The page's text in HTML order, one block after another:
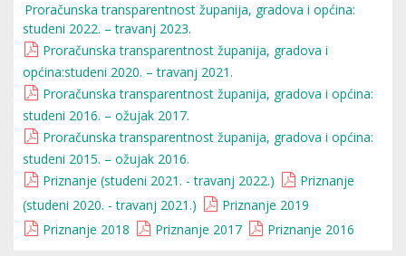
Proračunska transparentnost županija, gradova i općina:
studeni 2022. – travanj 2023.
Proračunska transparentnost županija, gradova i
općina:studeni 2020. – travanj 2021.
Proračunska transparentnost županija, gradova i općina:
studeni 2016. – ožujak 2017.
Proračunska transparentnost županija, gradova i općina:
studeni 2015. – ožujak 2016.
Priznanje (studeni 2021. - travanj 2022.)
Priznanje
(studeni 2020. - travanj 2021.)
Priznanje 2019
Priznanje 2018
Priznanje 2017 Priznanje 2016